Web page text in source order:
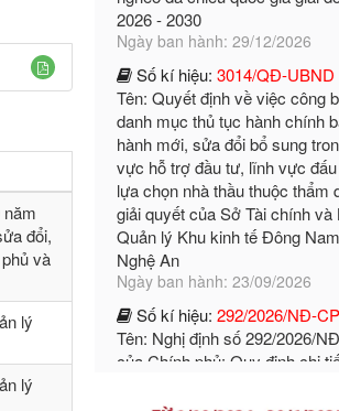
đổi,
và
lý
lý
Số kí hiệu:
3014/QĐ-UBND
Tên: Quyết định về việc công bố
hành mới, sửa đổi bổ sung
vực hỗ trợ đầu tư, lĩnh vực đấu
lựa chọn nhà thầu thuộc thẩm
giải quyết của Sở Tài chính và
Quản lý Khu kinh tế Đông Nam
Nghệ An
Ngày ban hành: 23/09/2026
Số kí hiệu:
292/2026/NĐ-CP
Tên: Nghị định số 292/2026/
số điều và biện pháp để tổ chức,
hướng dẫn thi hành Luật Quản
ngoại thương